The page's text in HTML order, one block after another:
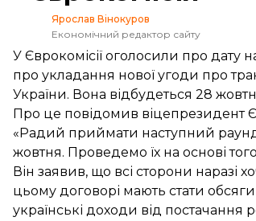
Ярослав Вінокуров
Економічний редактор сайту
У Єврокомісії оголосили про дату
про укладання нової угоди про
України. Вона відбудеться 28
Про це повідомив віцепрезидент
«Радий приймати наступний раунд
жовтня. Проведемо їх на основі
Він заявив, що всі сторони наразі
цьому договорі мають стати
українські доходи від постачання